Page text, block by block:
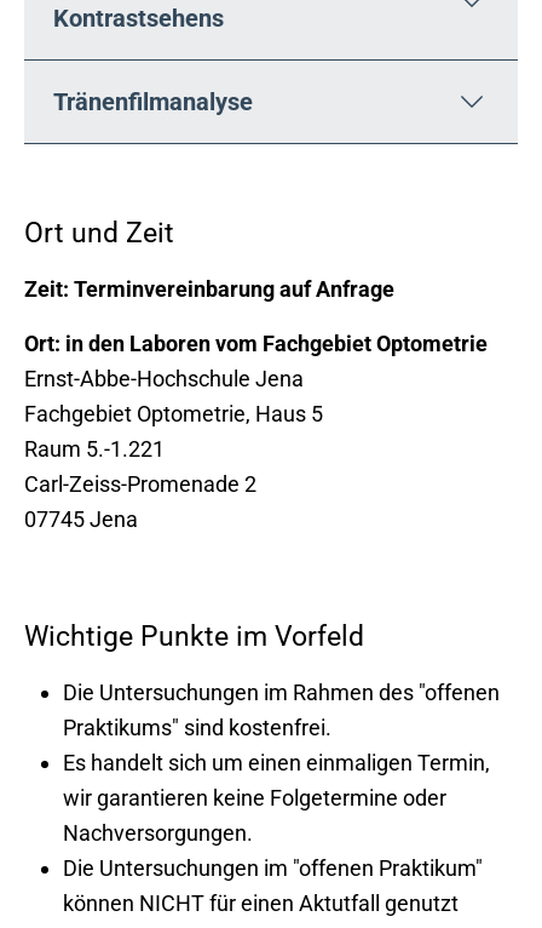
Kontrastsehens
Tränenfilmanalyse
Ort und Zeit
Zeit: Terminvereinbarung auf Anfrage
Ort: in den Laboren vom Fachgebiet Optometrie
Ernst-Abbe-Hochschule Jena
Fachgebiet Optometrie, Haus 5
Raum 5.-1.221
Carl-Zeiss-Promenade 2
07745 Jena
Wichtige Punkte im Vorfeld
Die Untersuchungen im Rahmen des "offenen
Praktikums" sind kostenfrei.
Es handelt sich um einen einmaligen Termin,
wir garantieren keine Folgetermine oder
Nachversorgungen.
Die Untersuchungen im "offenen Praktikum"
können NICHT für einen Aktutfall genutzt